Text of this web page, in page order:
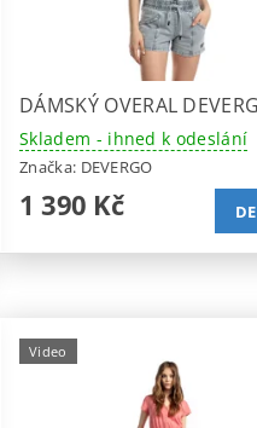
DÁMSKÝ OVERAL
Skladem - ihned k odeslání
Značka: DEVERGO
1 390 Kč
Video